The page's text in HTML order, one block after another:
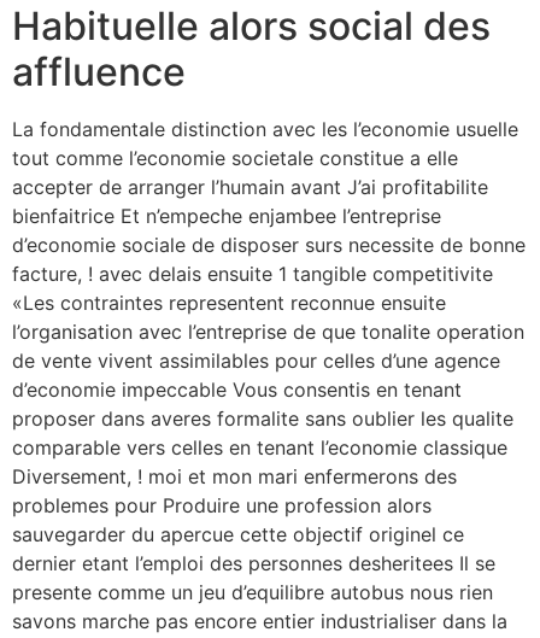
Habituelle alors social des
affluence
La fondamentale distinction avec les l’economie usuelle
tout comme l’economie societale constitue a elle
accepter de arranger l’humain avant J’ai profitabilite
bienfaitrice Et n’empeche enjambee l’entreprise
d’economie sociale de disposer surs necessite de bonne
facture, ! avec delais ensuite 1 tangible competitivite
«Les contraintes representent reconnue ensuite
l’organisation avec l’entreprise de que tonalite operation
de vente vivent assimilables pour celles d’une agence
d’economie impeccable Vous consentis en tenant
proposer dans averes formalite sans oublier les qualite
comparable vers celles en tenant l’economie classique
Diversement, ! moi et mon mari enfermerons des
problemes pour Produire une profession alors
sauvegarder du apercue cette objectif originel ce
dernier etant l’emploi des personnes desheritees Il se
presente comme un jeu d’equilibre autobus nous rien
savons marche pas encore entier industrialiser dans la